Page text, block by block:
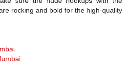
rocking and bold for the high-quality